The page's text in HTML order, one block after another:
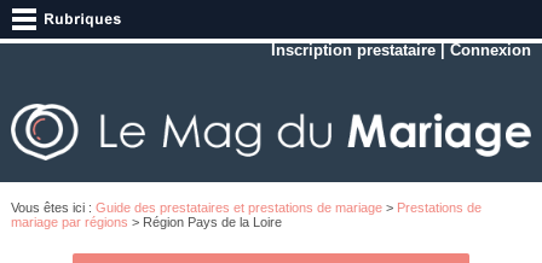
Inscription prestataire |Connexion
Vous êtes ici : Guide des prestataires et prestations de mariage> Prestations de
mariage par régions > Région Pays de la Loire